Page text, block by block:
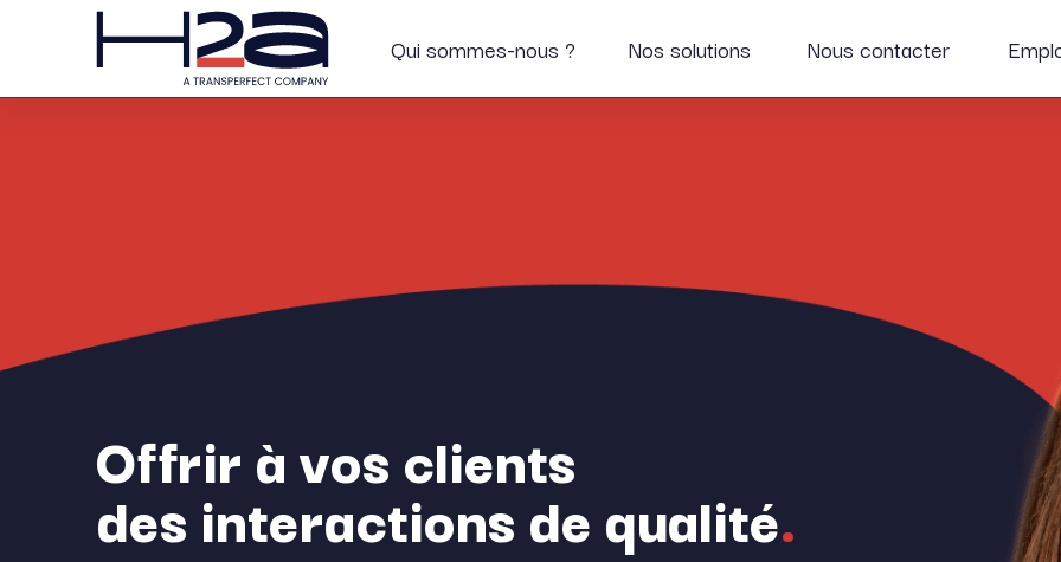
Qui sommes-nous ? Nos solutions Nous contacter
Offrirà vos clients
des interactionsde qualité.